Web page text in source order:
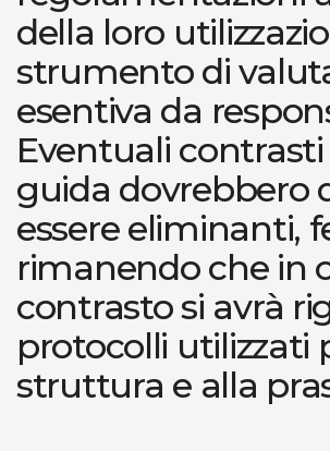
della loro
strumento di
esentiva da
Eventuali
guida dovrebbero
essere eliminanti,
rimanendo che in
contrasto si avrà
protocolli utilizzati
struttura e alla